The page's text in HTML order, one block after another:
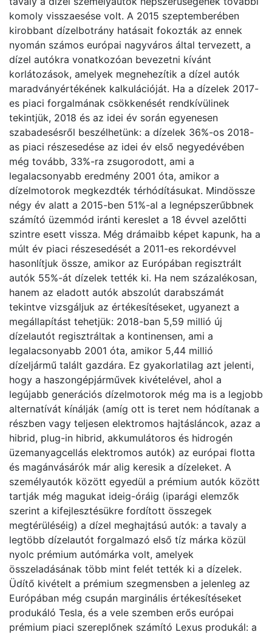
komoly visszaesése volt. A 2015 szeptemberében
kirobbant dízelbotrány hatásait fokozták az ennek
nyomán számos európai nagyváros által tervezett, a
dízel autókra vonatkozóan bevezetni kívánt
korlátozások, amelyek megnehezítik a dízel autók
maradványértékének kalkulációját. Ha a dízelek 2017-
es piaci forgalmának csökkenését rendkívülinek
tekintjük, 2018 és az idei év során egyenesen
szabadesésről beszélhetünk: a dízelek 36%-os 2018-
as piaci részesedése az idei év első negyedévében
még tovább, 33%-ra zsugorodott, ami a
legalacsonyabb eredmény 2001 óta, amikor a
dízelmotorok megkezdték térhódításukat. Mindössze
négy év alatt a 2015-ben 51%-al a legnépszerűbbnek
számító üzemmód iránti kereslet a 18 évvel azelőtti
szintre esett vissza. Még drámaibb képet kapunk, ha a
múlt év piaci részesedését a 2011-es rekordévvel
hasonlítjuk össze, amikor az Európában regisztrált
autók 55%-át dízelek tették ki. Ha nem százalékosan,
hanem az eladott autók abszolút darabszámát
tekintve vizsgáljuk az értékesítéseket, ugyanezt a
megállapítást tehetjük: 2018-ban 5,59 millió új
dízelautót regisztráltak a kontinensen, ami a
legalacsonyabb 2001 óta, amikor 5,44 millió
dízeljármű talált gazdára. Ez gyakorlatilag azt jelenti,
hogy a haszongépjárművek kivételével, ahol a
legújabb generációs dízelmotorok még ma is a legjobb
alternatívát kínálják (amíg ott is teret nem hódítanak a
részben vagy teljesen elektromos hajtásláncok, azaz a
hibrid, plug-in hibrid, akkumulátoros és hidrogén
üzemanyagcellás elektromos autók) az európai flotta
és magánvásárók már alig keresik a dízeleket. A
személyautók között egyedül a prémium autók között
tartják még magukat ideig-óráig (iparági elemzők
szerint a kifejlesztésükre fordított összegek
megtérüléséig) a dízel meghajtású autók: a tavaly a
legtöbb dízelautót forgalmazó első tíz márka közül
nyolc prémium autómárka volt, amelyek
összeladásának több mint felét tették ki a dízelek.
Üdítő kivételt a prémium szegmensben a jelenleg az
Európában még csupán marginális értékesítéseket
produkáló Tesla, és a vele szemben erős európai
prémium piaci szereplőnek számító Lexus produkál: a